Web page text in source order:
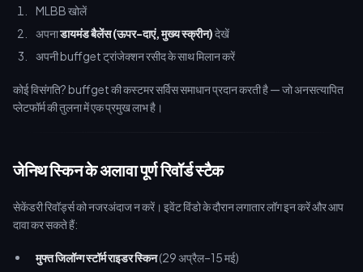
MLBB खोलें
अपनाडायमंड बैलेंस (ऊपर-दाएं, मुख्य स्क्रीन)देखें
अपनी buffget ट्रांजेक्शन रसीद के साथ मिलान करें
कोई विसंगति? buffget की कस्टमर सर्विस समाधान प्रदान करती है — जो अनसत्यापित
प्लेटफॉर्म की तुलना में एक प्रमुख लाभ है।
जेनिथ स्किन के अलावा पूर्ण रिवॉर्ड स्टैक
सेकेंडरी रिवॉर्ड्स को नजरअंदाज न करें। इवेंट विंडो के दौरान लगातार लॉग इन करें और आप
दावा कर सकते हैं:
मुफ्त जिलॉन्ग स्टॉर्म राइडर स्किन(29 अप्रैल–15 मई)